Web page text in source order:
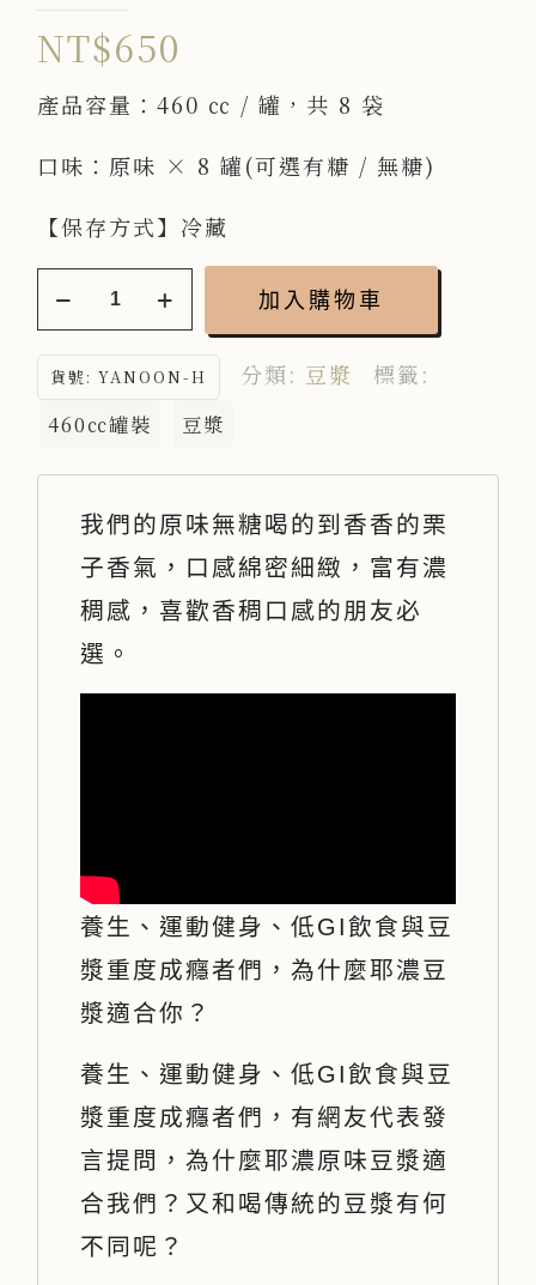
NT$650
產品容量：460 ㏄ / 罐，共 8 袋
口味：原味 × 8 罐(可選有糖 / 無糖)
【保存方式】冷藏
生
族
豆
加入購物車
貨號:YANOON-H 分類: 豆漿 標籤:
460㏄罐裝 豆漿
我們的原味無糖喝的到香香的栗
子香氣，口感綿密細緻，富有濃
稠感，喜歡香稠口感的朋友必
選。
養生、運動健身、低GI飲食與豆
漿重度成癮者們，為什麼耶濃豆
漿適合你？
養生、運動健身、低GI飲食與豆
漿重度成癮者們，有網友代表發
言提問，為什麼耶濃原味豆漿適
合我們？又和喝傳統的豆漿有何
不同呢？